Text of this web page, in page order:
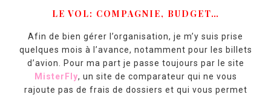
LE VOL: COMPAGNIE, BUDGET…
Afin de bien gérer l’organisation, je m’y suis prise
quelques mois à l’avance, notamment pour les billets
d’avion. Pour ma part je passe toujours par le site
MisterFly, un site de comparateur qui ne vous
rajoute pas de frais de dossiers et qui vous permet